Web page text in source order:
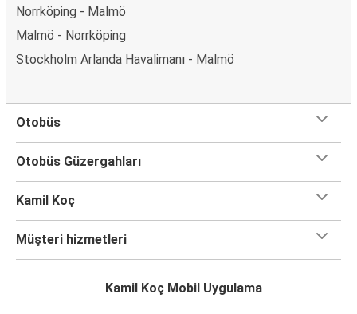
Norrköping - Malmö
Malmö - Norrköping
Stockholm Arlanda Havalimanı - Malmö
Otobüs
Otobüs Güzergahları
Kamil Koç
Müşteri hizmetleri
Kamil Koç Mobil Uygulama